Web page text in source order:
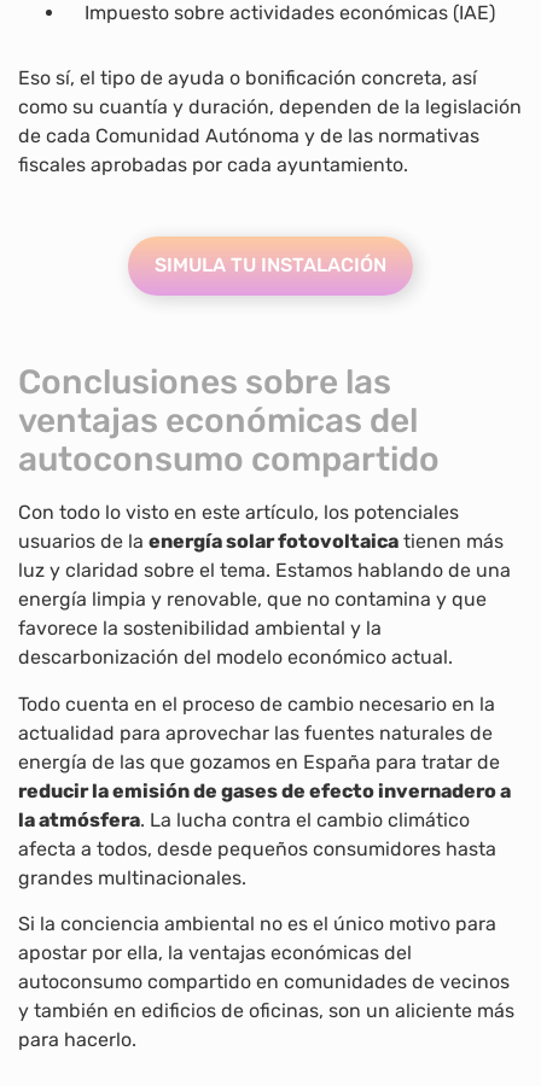
Impuesto sobre actividades económicas (IAE)
Eso sí, el tipo de ayuda o bonificación concreta, así
como su cuantía y duración, dependen de la legislación
de cada Comunidad Autónoma y de las normativas
fiscales aprobadas por cada ayuntamiento.
SIMULA TU INSTALACIÓN
Conclusiones sobre las
ventajas económicas del
autoconsumo compartido
Con todo lo visto en este artículo, los potenciales
usuarios de la energía solar fotovoltaica tienen más
luz y claridad sobre el tema. Estamos hablando de una
energía limpia y renovable, que no contamina y que
favorece la sostenibilidad ambiental y la
descarbonización del modelo económico actual.
Todo cuenta en el proceso de cambio necesario en la
actualidad para aprovechar las fuentes naturales de
energía de las que gozamos en España para tratar de
reducir la emisión de gases de efecto invernadero a
la atmósfera. La lucha contra el cambio climático
afecta a todos, desde pequeños consumidores hasta
grandes multinacionales.
Si la conciencia ambiental no es el único motivo para
apostar por ella, la ventajas económicas del
autoconsumo compartido en comunidades de vecinos
y también en edificios de oficinas, son un aliciente más
para hacerlo.